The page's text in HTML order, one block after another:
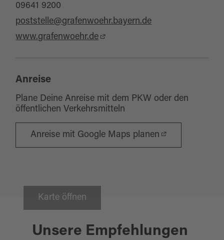
09641 9200
poststelle@grafenwoehr.bayern.de
www.grafenwoehr.de
Anreise
Plane Deine Anreise mit dem PKW oder den
öffentlichen Verkehrsmitteln
Anreise mit Google Maps planen
Karte öffnen
Unsere Empfehlungen
Speinshart
WALLFAHRTSKIRCHE ST.